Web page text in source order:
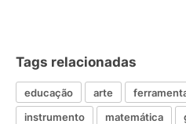
Tags relacionadas
educação arte
instrumento
matemática